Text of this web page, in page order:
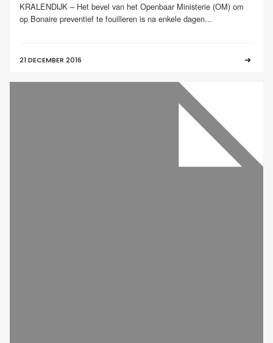
KRALENDIJK – Het bevel van het Openbaar Ministerie (OM) om
op Bonaire preventief te fouilleren is na enkele dagen...
21 DECEMBER 2016